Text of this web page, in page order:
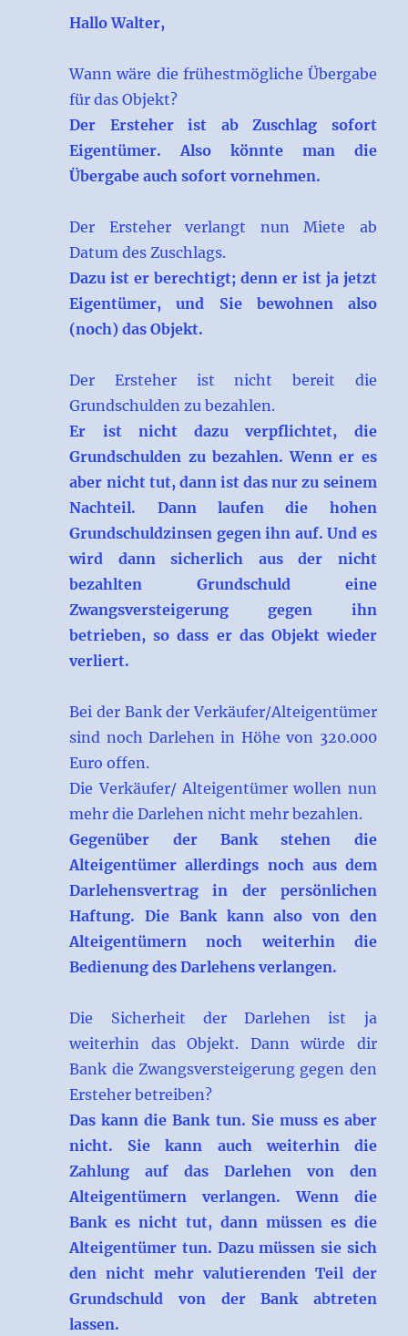
Hallo Walter,
Wann wäre die frühestmögliche Übergabe
für das Objekt?
Der Ersteher ist ab Zuschlag sofort
Eigentümer. Also könnte man die
Übergabe auch sofort vornehmen.
Der Ersteher verlangt nun Miete ab
Datum des Zuschlags.
Dazu ist er berechtigt; denn er ist ja jetzt
Eigentümer, und Sie bewohnen also
(noch) das Objekt.
Der Ersteher ist nicht bereit die
Grundschulden zu bezahlen.
Er ist nicht dazu verpflichtet, die
Grundschulden zu bezahlen. Wenn er es
aber nicht tut, dann ist das nur zu seinem
Nachteil. Dann laufen die hohen
Grundschuldzinsen gegen ihn auf. Und es
wird dann sicherlich aus der nicht
bezahlten Grundschuld eine
Zwangsversteigerung gegen ihn
betrieben, so dass er das Objekt wieder
verliert.
Bei der Bank der Verkäufer/Alteigentümer
sind noch Darlehen in Höhe von 320.000
Euro offen.
Die Verkäufer/ Alteigentümer wollen nun
mehr die Darlehen nicht mehr bezahlen.
Gegenüber der Bank stehen die
Alteigentümer allerdings noch aus dem
Darlehensvertrag in der persönlichen
Haftung. Die Bank kann also von den
Alteigentümern noch weiterhin die
Bedienung des Darlehens verlangen.
Die Sicherheit der Darlehen ist ja
weiterhin das Objekt. Dann würde dir
Bank die Zwangsversteigerung gegen den
Ersteher betreiben?
Das kann die Bank tun. Sie muss es aber
nicht. Sie kann auch weiterhin die
Zahlung auf das Darlehen von den
Alteigentümern verlangen. Wenn die
Bank es nicht tut, dann müssen es die
Alteigentümer tun. Dazu müssen sie sich
den nicht mehr valutierenden Teil der
Grundschuld von der Bank abtreten
lassen.